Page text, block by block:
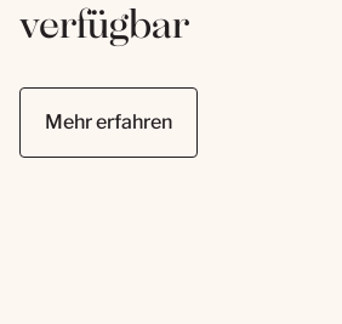
verfügbar
Mehr erfahren